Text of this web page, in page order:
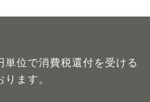
位で消費税還付を受ける
ます。